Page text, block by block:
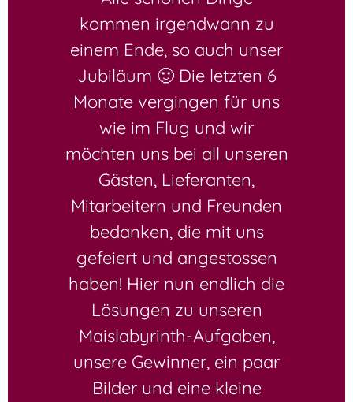
kommen irgendwann zu
einem Ende, so auch unser
Jubiläum 🙂 Die letzten 6
Monate vergingen für uns
wie im Flug und wir
möchten uns bei all unseren
Gästen, Lieferanten,
Mitarbeitern und Freunden
bedanken, die mit uns
gefeiert und angestossen
haben! Hier nun endlich die
Lösungen zu unseren
Maislabyrinth-Aufgaben,
unsere Gewinner, ein paar
Bilder und eine kleine